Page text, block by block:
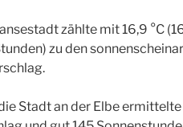
zählte mit 16,9 °C
zu den
Stadt an der Elbe ermittelte